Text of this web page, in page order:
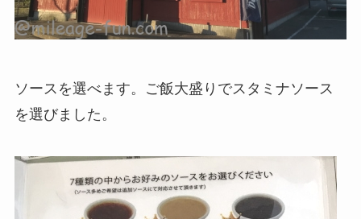
ソースを選べます。ご飯大盛りでスタミナソース
を選びました。